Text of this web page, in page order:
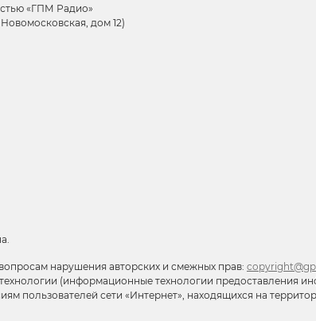
«ГПМ Радио»
дом 12)
нарушения авторских и смежных прав:
(информационные технологии предоставления
пользователей сети «Интернет», находящихся на